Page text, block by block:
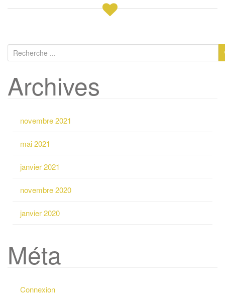
e
h
Archives
novembre 2021
mai 2021
janvier 2021
novembre 2020
janvier 2020
Méta
Connexion